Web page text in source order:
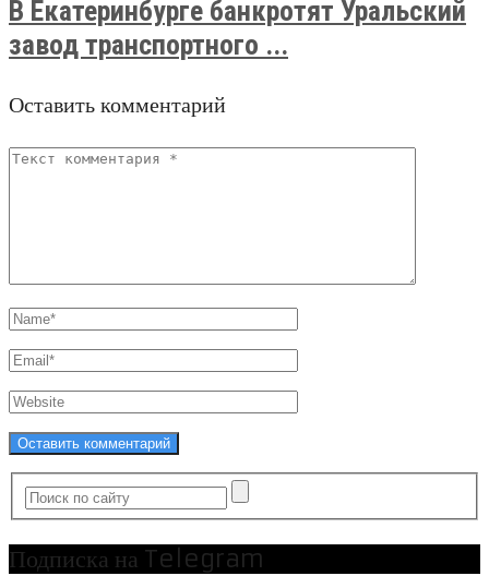
В Екатеринбурге банкротят Уральский
завод транспортного ...
Оставить комментарий
Подписка на Telegram